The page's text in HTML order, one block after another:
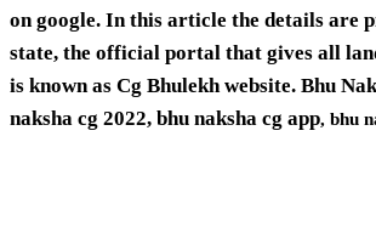
on google. In this article the details are
state, the official portal that gives all
is known as Cg Bhulekh website. Bhu
naksha cg 2022, bhu naksha cg app, bhu